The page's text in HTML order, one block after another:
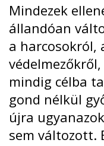
Mindezek
állandóan
a harcosokról,
mindig célba
gond nélkül
újra
sem változott.